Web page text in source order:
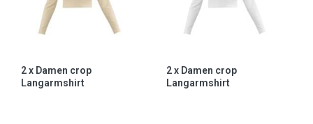
2 x Damen crop
Langarmshirt
2 x Damen crop
Langarmshirt